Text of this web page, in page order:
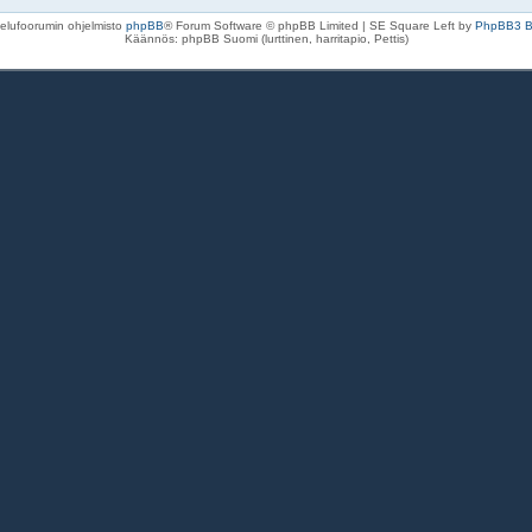
ohjelmisto phpBB® Forum Software © phpBB Limited | SE Square Left by PhpBB3
Käännös: phpBB Suomi (lurttinen, harritapio, Pettis)